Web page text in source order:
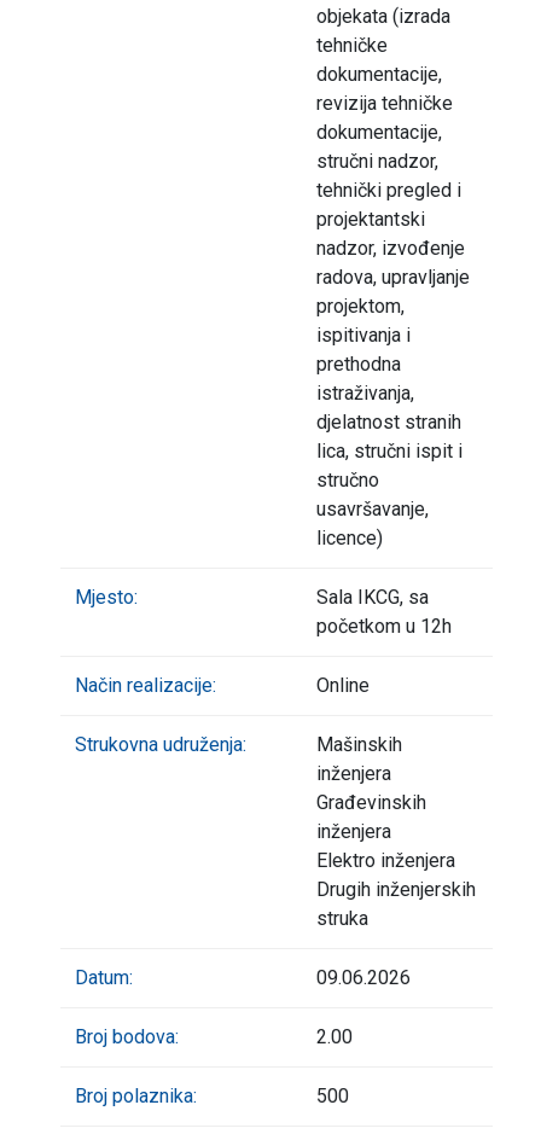
objekata (izrada
tehničke
dokumentacije,
revizija tehničke
dokumentacije,
stručni nadzor,
tehnički pregled i
projektantski
nadzor, izvođenje
radova, upravljanje
projektom,
ispitivanja i
prethodna
istraživanja,
djelatnost stranih
lica, stručni ispit i
stručno
usavršavanje,
licence)
Mjesto:
Sala IKCG, sa
početkom u 12h
Način realizacije: Online
Strukovna udruženja:
Mašinskih
inženjera
Građevinskih
inženjera
Elektro inženjera
Drugih inženjerskih
struka
Datum: 09.06.2026
Broj bodova: 2.00
Broj polaznika: 500